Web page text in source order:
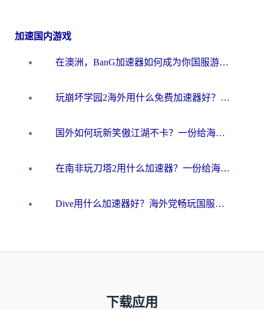
加速国内游戏
在澳洲，BanG加速器如何成为你国服游戏的“时光机”？
玩崩坏学园2海外用什么免费加速器好？2026海外党亲测国服游戏加速指南
国外如何玩新笑傲江湖不卡？一份给海外游子的终极网络指南
在南非玩刀塔2用什么加速器？一份给海外游子的终极生存指南
Dive用什么加速器好？海外党畅玩国服游戏的终极避坑指南
下载应用